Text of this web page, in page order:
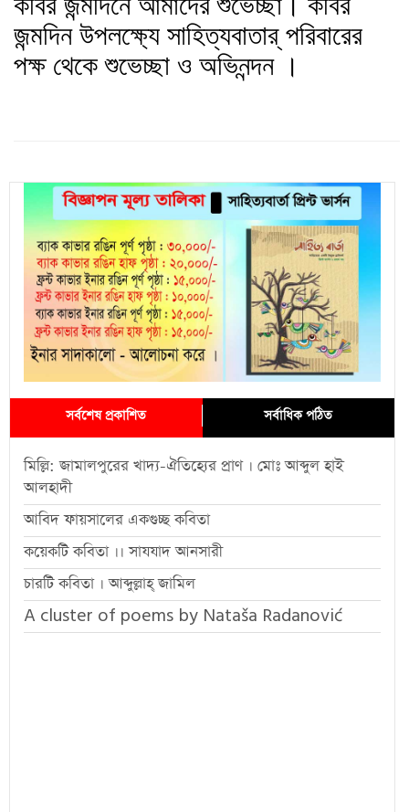
জন্মদিন উপলক্ষ্যে সাহিত্যবাতার্ পরিবারের
পক্ষ থেকে শুভেচ্ছা ও অভিনন্দন ।
সর্বশেষ প্রকাশিত সর্বাধিক পঠিত
মিল্লি: জামালপুরের খাদ্য-ঐতিহ্যের প্রাণ । মোঃ আব্দুল হাই
আলহাদী
আবিদ ফায়সালের একগুচ্ছ কবিতা
কয়েকটি কবিতা ।। সাযযাদ আনসারী
চারটি কবিতা । আব্দুল্লাহ্ জামিল
A cluster of poems by Nataša Radanović